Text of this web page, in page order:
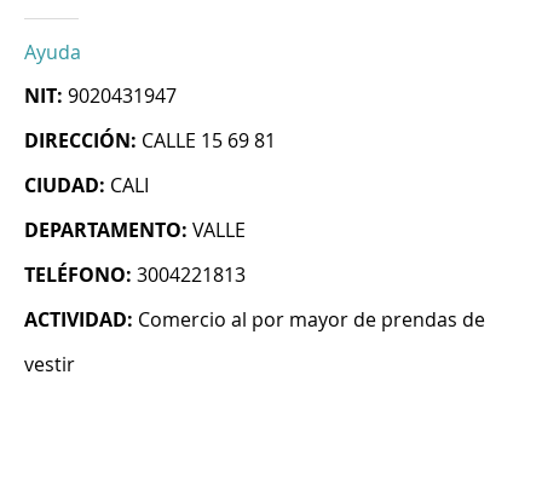
Ayuda
NIT: 9020431947
DIRECCIÓN: CALLE 15 69 81
CIUDAD: CALI
DEPARTAMENTO: VALLE
TELÉFONO: 3004221813
ACTIVIDAD: Comercio al por mayor de prendas de
vestir